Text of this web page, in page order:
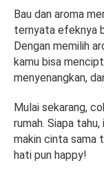
Bau dan aroma
ternyata efeknya
Dengan memilih
kamu bisa
menyenangkan,
Mulai sekarang,
rumah. Siapa
makin cinta sama
hati pun happy!